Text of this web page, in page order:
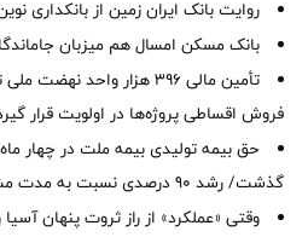
روایت بانک ایران زمین از بانکداری
بانک مسکن امسال هم میزبان
تأمین مالی ۳۹۶ هزار
فروش اقساطی پروژه‌ها در اولویت قرار
گذشت/ رشد 90 درصدی نسبت به مدت مشابه سال گذشته
وقتی «عملکرد» از راز ثروت پنهان